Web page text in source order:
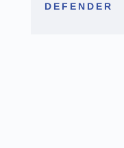
DEFENDER